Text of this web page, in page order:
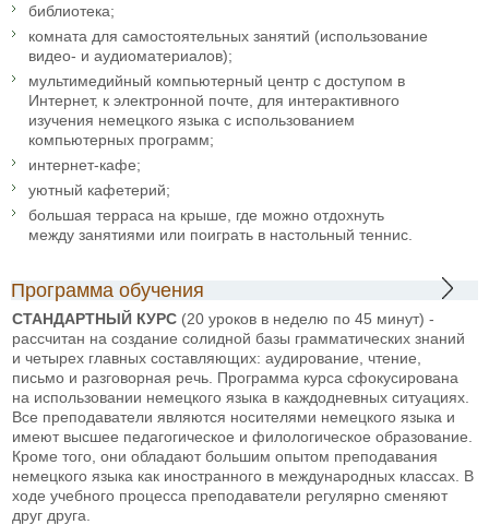
библиотека;
комната для самостоятельных занятий (использование
видео- и аудиоматериалов);
мультимедийный компьютерный центр с доступом в
Интернет, к электронной почте, для интерактивного
изучения немецкого языка с использованием
компьютерных программ;
интернет-кафе;
уютный кафетерий;
большая терраса на крыше, где можно отдохнуть
между занятиями или поиграть в настольный теннис.
Программа обучения
СТАНДАРТНЫЙ КУРС (20 уроков в неделю по 45 минут) -
рассчитан на создание солидной базы грамматических знаний
и четырех главных составляющих: аудирование, чтение,
письмо и разговорная речь. Программа курса сфокусирована
на использовании немецкого языка в каждодневных ситуациях.
Все преподаватели являются носителями немецкого языка и
имеют высшее педагогическое и филологическое образование.
Кроме того, они обладают большим опытом преподавания
немецкого языка как иностранного в международных классах. В
ходе учебного процесса преподаватели регулярно сменяют
друг друга.